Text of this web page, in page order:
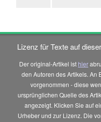
Lizenz für Texte auf
Der original-Artikel ist hier
den Autoren des Artikels. An
vorgenommen - diese
ursprünglichen Quelle des
angezeigt. Klicken Sie auf
Urheber und zur Lizenz. Die